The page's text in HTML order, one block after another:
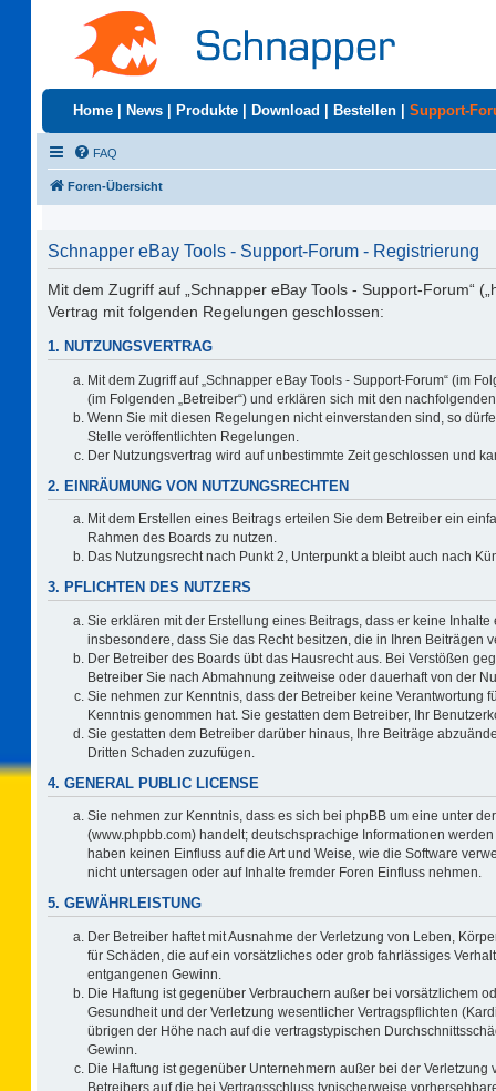
Home News Produkte Download Bestellen Support-
FAQ
Foren-Übersicht
Schnapper eBay Tools - Support-Forum - Registrierung
Mit dem Zugriff auf „Schnapper eBay Tools - Support-Forum“
Vertrag mit folgenden Regelungen geschlossen:
1. NUTZUNGSVERTRAG
Mit dem Zugriff auf „Schnapper eBay Tools - Support-Forum“ (im
(im Folgenden „Betreiber“) und erklären sich mit den
Wenn Sie mit diesen Regelungen nicht einverstanden sind, so
Stelle veröffentlichten Regelungen.
Der Nutzungsvertrag wird auf unbestimmte Zeit geschlossen und
2. EINRÄUMUNG VON NUTZUNGSRECHTEN
Mit dem Erstellen eines Beitrags erteilen Sie dem Betreiber ein
Rahmen des Boards zu nutzen.
Das Nutzungsrecht nach Punkt 2, Unterpunkt a bleibt auch nach
3. PFLICHTEN DES NUTZERS
Sie erklären mit der Erstellung eines Beitrags, dass er keine
insbesondere, dass Sie das Recht besitzen, die in Ihren Beiträgen
Der Betreiber des Boards übt das Hausrecht aus. Bei Verstößen
Betreiber Sie nach Abmahnung zeitweise oder dauerhaft von der
Sie nehmen zur Kenntnis, dass der Betreiber keine Verantwortung
Kenntnis genommen hat. Sie gestatten dem Betreiber, Ihr
Sie gestatten dem Betreiber darüber hinaus, Ihre Beiträge
Dritten Schaden zuzufügen.
4. GENERAL PUBLIC LICENSE
Sie nehmen zur Kenntnis, dass es sich bei phpBB um eine unter der
(www.phpbb.com) handelt; deutschsprachige Informationen
haben keinen Einfluss auf die Art und Weise, wie die Software
nicht untersagen oder auf Inhalte fremder Foren Einfluss nehmen.
5. GEWÄHRLEISTUNG
Der Betreiber haftet mit Ausnahme der Verletzung von Leben,
für Schäden, die auf ein vorsätzliches oder grob fahrlässiges
entgangenen Gewinn.
Die Haftung ist gegenüber Verbrauchern außer bei vorsätzlichem
Gesundheit und der Verletzung wesentlicher Vertragspflichten
übrigen der Höhe nach auf die vertragstypischen
Gewinn.
Die Haftung ist gegenüber Unternehmern außer bei der
Betreibers auf die bei Vertragsschluss typischerweise